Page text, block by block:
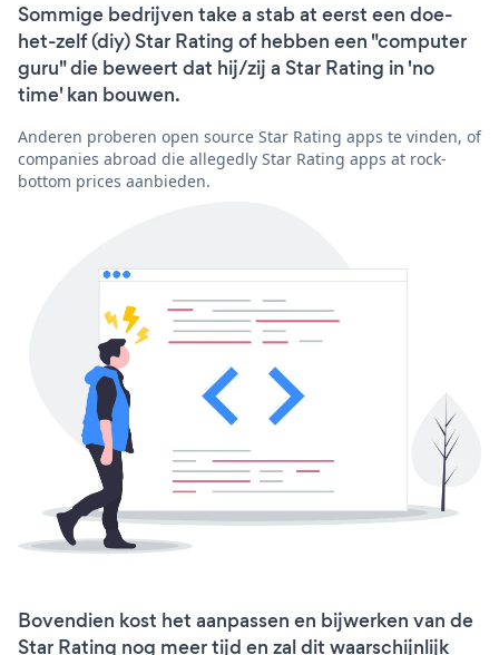
Sommige bedrijven take a stab at eerst een doe-
het-zelf (diy) Star Rating of hebben een "computer
guru" die beweert dat hij/zij a Star Rating in 'no
time' kan bouwen.
Anderen proberen open source Star Rating apps te vinden, of
companies abroad die allegedly Star Rating apps at rock-
bottom prices aanbieden.
Bovendien kost het aanpassen en bijwerken van de
Star Rating nog meer tijd en zal dit waarschijnlijk